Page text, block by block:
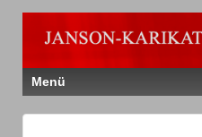
Menü